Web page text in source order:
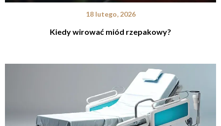
18 lutego, 2026
Kiedy wirować miód rzepakowy?